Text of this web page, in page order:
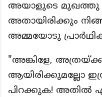
അയാളുടെ മുഖത്തു
അതായിരിക്കും
അമ്മയോടു
"അങ്കിളേ,
ആയിരിക്കുമല്ലോ
പിറക്കുക! അതിൽ